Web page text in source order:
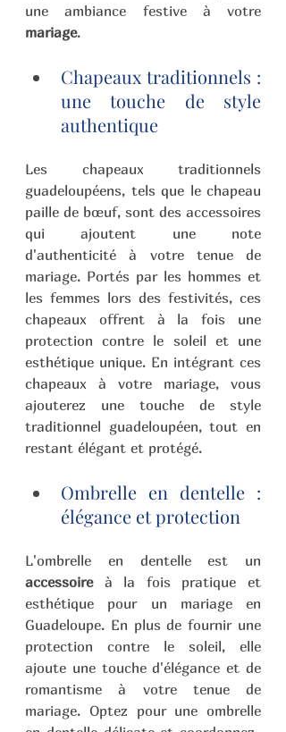
mariage.
Chapeaux traditionnels :
une touche de style
authentique
Les chapeaux traditionnels
guadeloupéens, tels que le chapeau
paille de bœuf, sont des accessoires
qui ajoutent une note
d'authenticité à votre tenue de
mariage. Portés par les hommes et
les femmes lors des festivités, ces
chapeaux offrent à la fois une
protection contre le soleil et une
esthétique unique. En intégrant ces
chapeaux à votre mariage, vous
ajouterez une touche de style
traditionnel guadeloupéen, tout en
restant élégant et protégé.
Ombrelle en dentelle :
élégance et protection
accessoire à la fois pratique et
esthétique pour un mariage en
Guadeloupe. En plus de fournir une
protection contre le soleil, elle
ajoute une touche d'élégance et de
romantisme à votre tenue de
mariage. Optez pour une ombrelle